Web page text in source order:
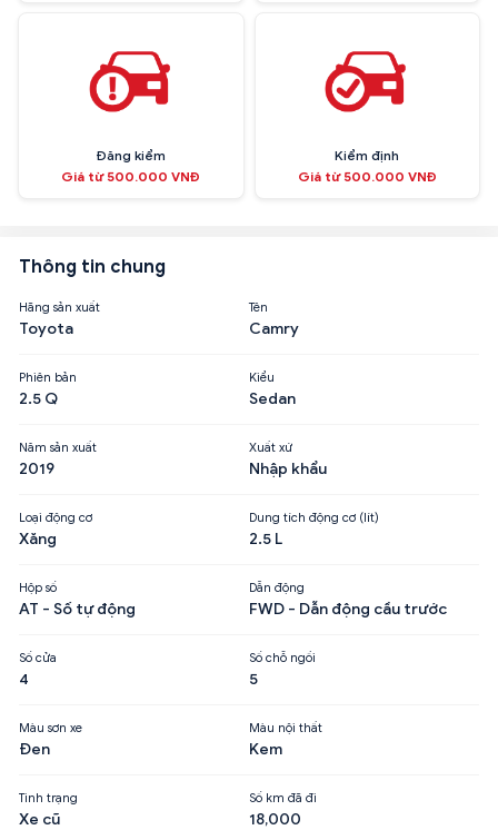
Đăng kiểm
Giá từ 500.000 VNĐ
Kiểm định
Giá từ 500.000 VNĐ
Thông tin chung
Hãng sản xuất
Toyota
Tên
Camry
Phiên bản
2.5 Q
Kiểu
Sedan
Năm sản xuất
2019
Xuất xứ
Nhập khẩu
Loại động cơ
Xăng
Dung tích động cơ (lít)
2.5 L
Hộp số
AT - Số tự động
Dẫn động
FWD - Dẫn động cầu trước
Số cửa
4
Số chỗ ngồi
5
Màu sơn xe
Đen
Màu nội thất
Kem
Tình trạng
Xe cũ
Số km đã đi
18,000